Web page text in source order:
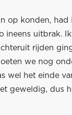
op konden,
ineens uitbrak.
rijden
we nog
wel het einde
geweldig, dus